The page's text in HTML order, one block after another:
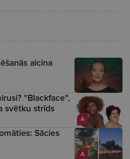
aicina
A
"Blackface",
svētku strīds
A
Sācies